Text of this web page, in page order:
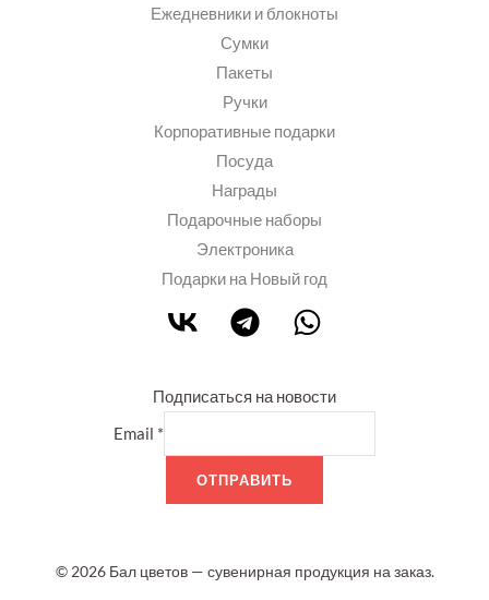
Ежедневники и блокноты
Сумки
Пакеты
Ручки
Корпоративные подарки
Посуда
Награды
Подарочные наборы
Электроника
Подарки на Новый год
Подписаться на новости
Email *
ОТПРАВИТЬ
© 2026 Бал цветов — сувенирная продукция на заказ.